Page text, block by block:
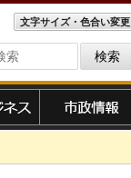
文字サイズ・色合い変更